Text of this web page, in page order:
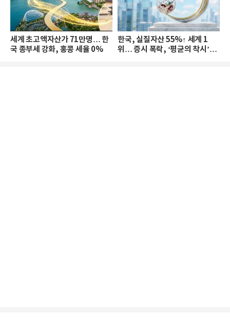
세계 초고액자산가 71만명… 한
국 종부세 강화, 홍콩 세율 0%
한국, 실질자산 55%↑ 세계 1
위… 증시 폭락, ‘평균의 착시’와